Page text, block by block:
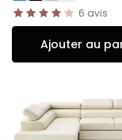
6 avis
Ajouter au